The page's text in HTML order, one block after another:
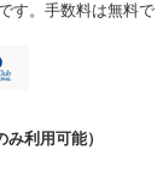
す。手数料は無料で
利用可能）